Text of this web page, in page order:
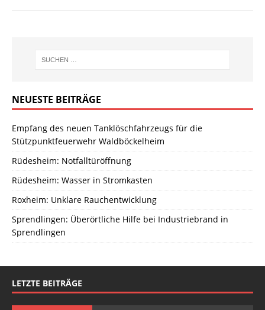
NEUESTE BEITRÄGE
Empfang des neuen Tanklöschfahrzeugs für die
Stützpunktfeuerwehr Waldböckelheim
Rüdesheim: Notfalltüröffnung
Rüdesheim: Wasser in Stromkasten
Roxheim: Unklare Rauchentwicklung
Sprendlingen: Überörtliche Hilfe bei Industriebrand in
Sprendlingen
LETZTE BEITRÄGE